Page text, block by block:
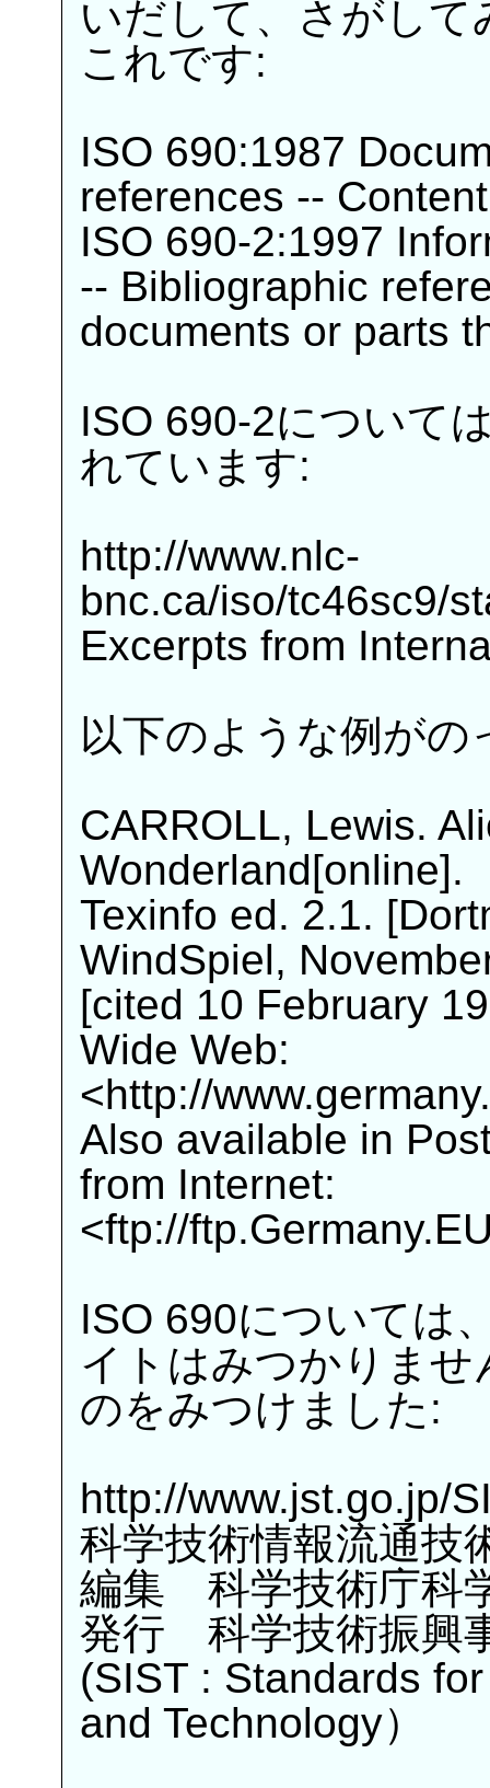
いだして、さがし
これです:
ISO 690:1987
references --
ISO 690-2:1997
-- Bibliographic
documents or parts
ISO 690-2について
れています:
http://www.nlc-
bnc.ca/iso/tc46sc9/
Excerpts from
以下のような例がの
CARROLL, Lewis.
Wonderland[online].
Texinfo ed. 2.1.
WindSpiel,
[cited 10 February
Wide Web:
<http://
Also available in
from Internet:
<ftp://
ISO 690については
イトはみつかりま
のをみつけました:
http://www.jst.go.jp/
科学技術情報流通技
編集 科学技術庁科
発行 科学技術振興
(SIST : Standards
and Technology）